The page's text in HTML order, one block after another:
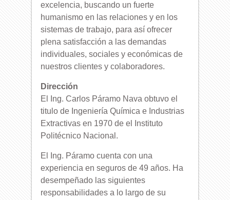
excelencia, buscando un fuerte
humanismo en las relaciones y en los
sistemas de trabajo, para así ofrecer
plena satisfacción a las demandas
individuales, sociales y económicas de
nuestros clientes y colaboradores.
Dirección
El Ing. Carlos Páramo Nava obtuvo el
titulo de Ingeniería Química e Industrias
Extractivas en 1970 de el Instituto
Politécnico Nacional.
El Ing. Páramo cuenta con una
experiencia en seguros de 49 años. Ha
desempeñado las siguientes
responsabilidades a lo largo de su